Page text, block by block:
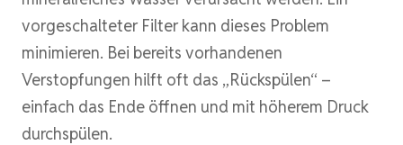
vorgeschalteter Filter kann dieses Problem
minimieren. Bei bereits vorhandenen
Verstopfungen hilft oft das „Rückspülen“ –
einfach das Ende öffnen und mit höherem Druck
durchspülen.